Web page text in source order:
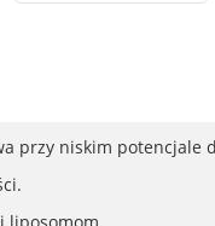
przy niskim potencjale
liposomom.